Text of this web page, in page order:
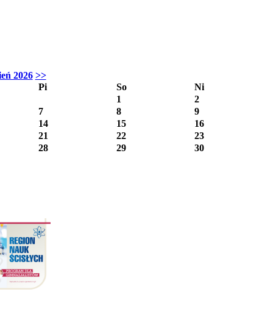
2026 >>
Pi
So
Ni
1
2
7
8
9
14
15
16
21
22
23
28
29 30